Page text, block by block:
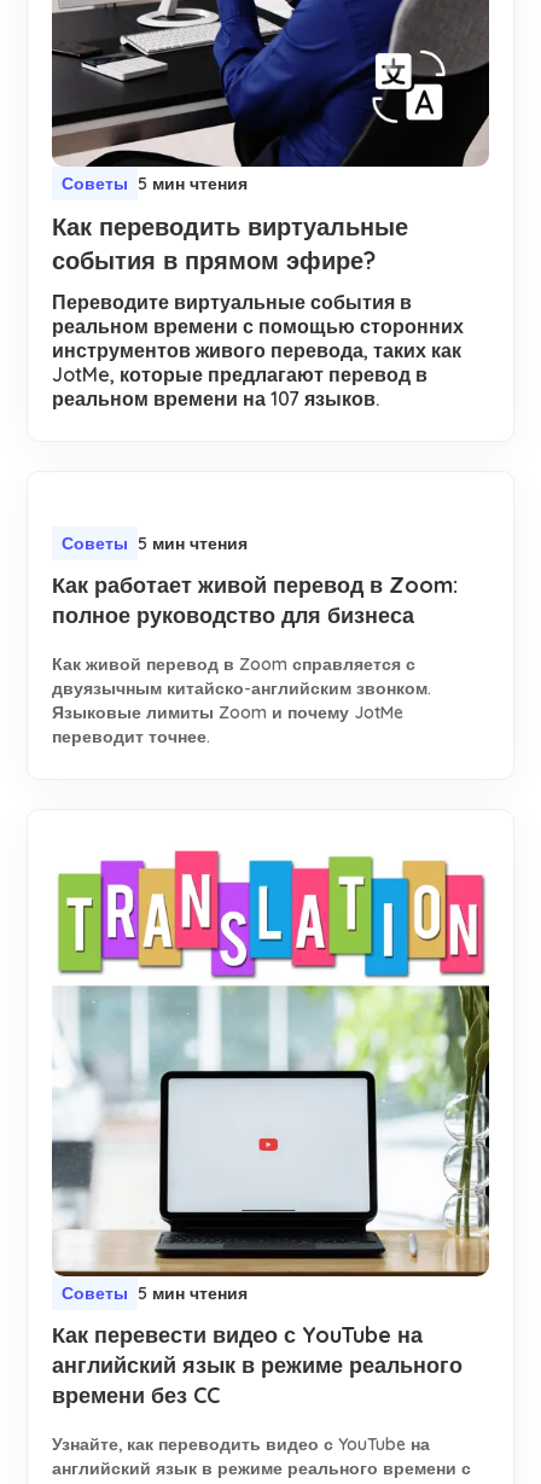
Советы 5 мин чтения
Как переводить виртуальные
события в прямом эфире?
Переводите виртуальные события в
реальном времени с помощью сторонних
инструментов живого перевода, таких как
JotMe, которые предлагают перевод в
реальном времени на 107 языков.
Советы 5 мин чтения
Как работает живой перевод в Zoom:
полное руководство для бизнеса
Как живой перевод в Zoom справляется с
двуязычным китайско-английским звонком.
Языковые лимиты Zoom и почему JotMe
переводит точнее.
Советы 5 мин чтения
Как перевести видео с YouTube на
английский язык в режиме реального
времени без CC
Узнайте, как переводить видео с YouTube на
английский язык в режиме реального времени с